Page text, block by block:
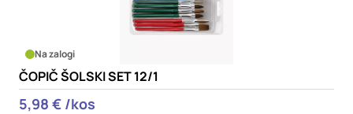
Na zalogi
ČOPIČ ŠOLSKI SET 12/1
5,98 € /kos